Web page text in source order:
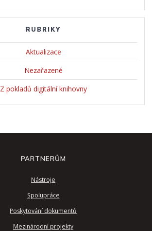
RUBRIKY
Aktualizace
Nezařazené
Z pokladů digitální knihovny
PARTNERŮM
Nástroje
Spolupráce
Poskytování dokumentů
Mezinárodní projekty